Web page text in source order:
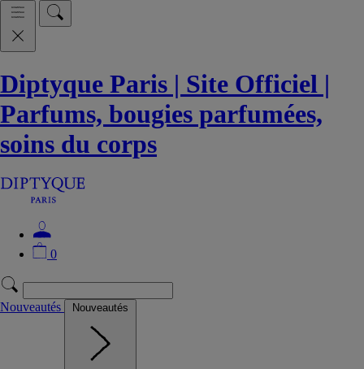
Diptyque Paris | Site Officiel |
Parfums, bougies parfumées,
soins du corps
0
Nouveautés Nouveautés